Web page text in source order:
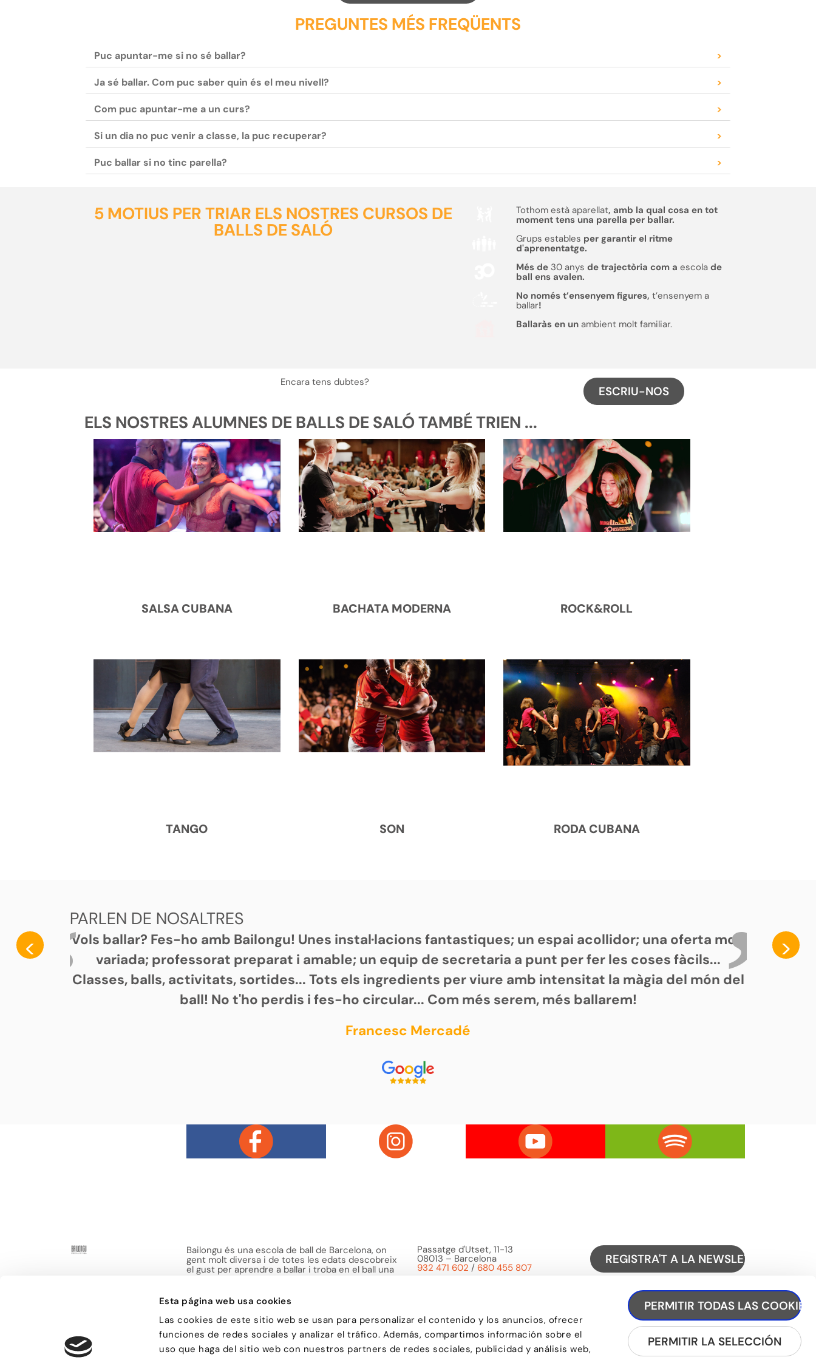
Esta página web usa cookies
Las cookies de este sitio web se usan para personalizar el contenido y los anuncios, ofrecer
funciones de redes sociales y analizar el tráfico. Además, compartimos información sobre el
uso que haga del sitio web con nuestros partners de redes sociales, publicidad y análisis web,
PERMITIR TODAS LAS COOKIES
PERMITIR LA SELECCIÓN
PREGUNTES MÉS FREQÜENTS
Puc apuntar-me si no sé ballar? >
Ja sé ballar. Com puc saber quin és el meu nivell? >
Com puc apuntar-me a un curs? >
Si un dia no puc venir a classe, la puc recuperar? >
Puc ballar si no tinc parella? >
5 MOTIUS PER TRIAR ELS NOSTRES CURSOS DE
BALLS DE SALÓ
Tothom està aparellat, amb la qual cosa en tot
moment tens una parella per ballar.
Grups estables per garantir el ritme
d'aprenentatge.
Més de 30 anys de trajectòria com a escolade
ball ens avalen.
No només t’ensenyem figures, t’ensenyem a
ballar!
Ballaràs en un ambient molt familiar.
Encara tens dubtes?
ESCRIU-NOS
ELS NOSTRES ALUMNES DE BALLS DE SALÓ TAMBÉ TRIEN ...
SALSA CUBANA BACHATA MODERNA ROCK&ROLL
TANGO SON RODA CUBANA
PARLEN DE NOSALTRES
<
Vols ballar? Fes-ho amb Bailongu! Unes instal·lacions fantastiques; un espai acollidor; una oferta molt
variada; professorat preparat i amable; un equip de secretaria a punt per fer les coses fàcils...
Classes, balls, activitats, sortides... Tots els ingredients per viure amb intensitat la màgia del món del
ball! No t'ho perdis i fes-ho circular... Com més serem, més ballarem!
Francesc Mercadé
>
Bailongu és una escola de ball de Barcelona, on
gent molt diversa i de totes les edats descobreix
el gust per aprendre a ballar i troba en el ball una
manera de passar-ho bé i de compartir
Passatge d'Utset, 11-13
08013 – Barcelona
932 471 602 / 680 455 807
REGISTRA'T A LA NEWSLETTER